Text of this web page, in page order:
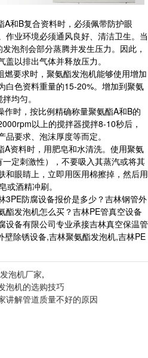
B复合资料时，必须佩带防护眼
作业环境必须通风良好、清洁卫生。当
泡剂会部分蒸腾并发生压力。因此，
以排出气体并释放压力。
要求时，聚氨酯发泡机能够使用增加
白色资料重量的15-20%。增加到聚氨
均匀。
时，按比例精确称量聚氨酯A和B的
以上的搅拌器搅拌8-10秒后，
要求、泡沫厚度等而定。
料时，用肥皂和水清洗。使用聚氨
定刺激性），不要吸入其蒸汽或将其
和眼睛上，立即用医用棉擦掉，然后用
或酒精冲刷。
3PE防腐设备报价是多少？吉林钢管外
酯发泡机怎么买？吉林PE管真空设备
设备有限公司专业承接吉林真空保温管
除锈设备,吉林聚氨酯发泡机,吉林PE
泡机厂家,
泡机的选购技巧
讲解管道质量不好的原因